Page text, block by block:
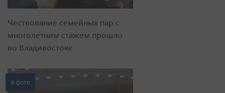
Чествование семейных пар с
многолетним стажем прошло
во Владивостоке
8 фото